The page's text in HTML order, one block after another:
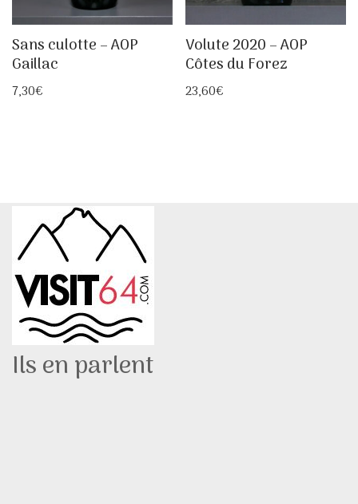
Sans culotte – AOP
Gaillac
7,30€
Volute 2020 – AOP
Côtes du Forez
23,60€
Ils en parlent